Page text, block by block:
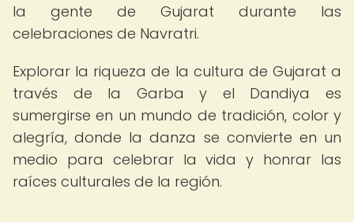
la gente de Gujarat durante las
celebraciones de Navratri.
Explorar la riqueza de la cultura de Gujarat a
través de la Garba y el Dandiya es
sumergirse en un mundo de tradición, color y
alegría, donde la danza se convierte en un
medio para celebrar la vida y honrar las
raíces culturales de la región.